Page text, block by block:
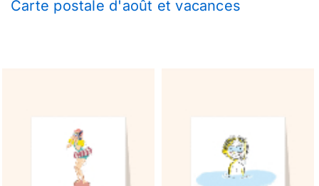
Carte postale d'août et vacances